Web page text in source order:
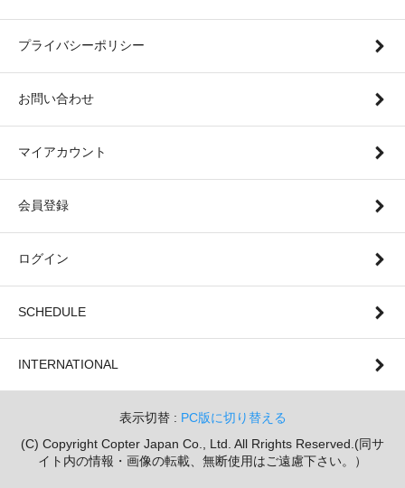
プライバシーポリシー
お問い合わせ
マイアカウント
会員登録
ログイン
SCHEDULE
INTERNATIONAL
表示切替 : PC版に切り替える
(C) Copyright Copter Japan Co., Ltd. All Rrights Reserved.(同サ
イト内の情報・画像の転載、無断使用はご遠慮下さい。）